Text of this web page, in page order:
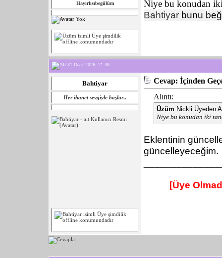
Hayırlısıbegülüm Niye bu konudan
Bahtiyar bunu
31 Ocak 2026, 21:30
Bahtiyar
Her ihanet sevgiyle başlar..
Cevap: İçinden
Alıntı:
Üzüm Nickli Üyeden
Niye bu konudan iki
Eklentinin
güncelleyeceğim.
[Üye